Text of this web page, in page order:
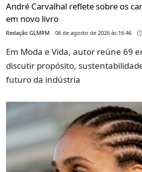
André Carvalhal reflete sobre os
em novo livro
Redação GLMRM 06 de agosto de 2026 às 16:46
Em Moda e Vida, autor reúne 69
discutir propósito,
futuro da indústria